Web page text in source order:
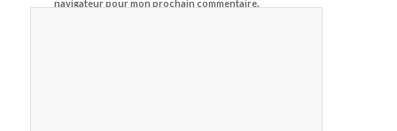
navigateur pour mon prochain commentaire.